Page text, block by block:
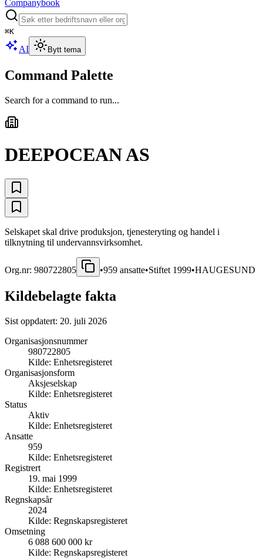
Companybook
⌘K
AI Bytt tema
Command Palette
Search for a command to run...
DEEPOCEAN AS
Selskapet skal drive produksjon, tjenesteryting og handel i
tilknytning til undervannsvirksomhet.
Org.nr: 980722805 •959 ansatte•Stiftet 1999•HAUGESUND
Kildebelagte fakta
Sist oppdatert: 20. juli 2026
Organisasjonsnummer
980722805
Kilde: Enhetsregisteret
Organisasjonsform
Aksjeselskap
Kilde: Enhetsregisteret
Status
Aktiv
Kilde: Enhetsregisteret
Ansatte
959
Kilde: Enhetsregisteret
Registrert
19. mai 1999
Kilde: Enhetsregisteret
Regnskapsår
2024
Kilde: Regnskapsregisteret
Omsetning
6 088 600 000 kr
Kilde: Regnskapsregisteret